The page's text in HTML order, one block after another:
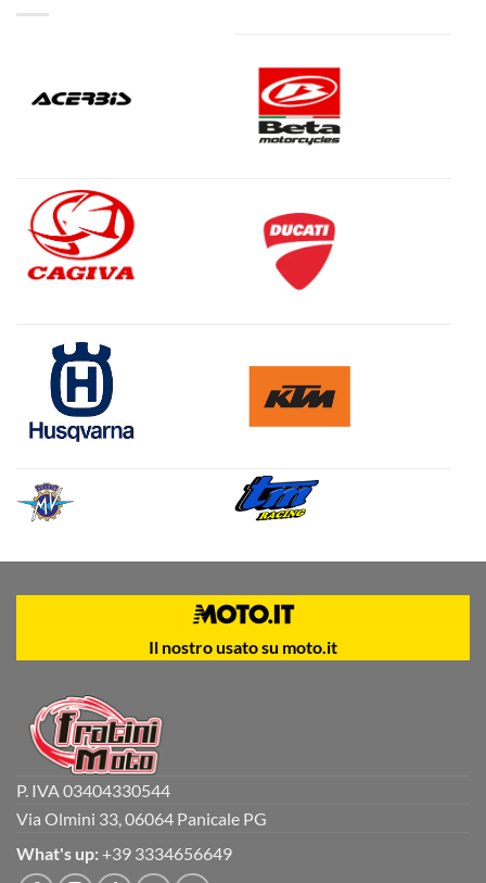
Il nostro usato su moto.it
P. IVA 03404330544
Via Olmini 33, 06064 Panicale PG
What's up: +39 3334656649